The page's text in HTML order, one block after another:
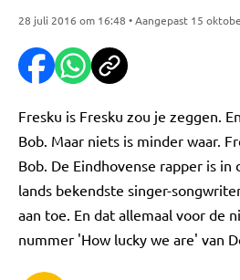
28 juli 2016 om 16:48 • Aangepast 15
Fresku is Fresku zou je zeggen.
Bob. Maar niets is minder waar.
Bob. De Eindhovense rapper is
lands bekendste singer-
aan toe. En dat allemaal voor de
nummer 'How lucky we are' van